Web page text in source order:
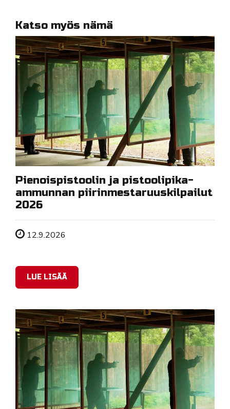
Katso myös nämä
Pienoispistoolin ja pistoolipika-
ammunnan piirinmestaruuskilpailut
2026
Tapahtuman ajankohta
12.9.2026
LUE LISÄÄ